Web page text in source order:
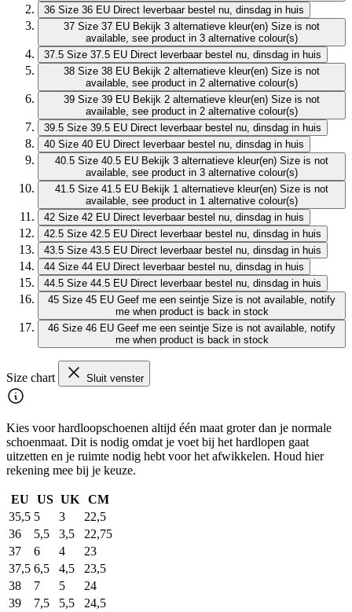
36 Size 36 EU Direct leverbaar bestel nu, dinsdag in huis
37 Size 37 EU Bekijk 3 alternatieve kleur(en) Size is not
available, see product in 3 alternative colour(s)
37.5 Size 37.5 EU Direct leverbaar bestel nu, dinsdag in huis
38 Size 38 EU Bekijk 2 alternatieve kleur(en) Size is not
available, see product in 2 alternative colour(s)
39 Size 39 EU Bekijk 2 alternatieve kleur(en) Size is not
available, see product in 2 alternative colour(s)
39.5 Size 39.5 EU Direct leverbaar bestel nu, dinsdag in huis
40 Size 40 EU Direct leverbaar bestel nu, dinsdag in huis
40.5 Size 40.5 EU Bekijk 3 alternatieve kleur(en) Size is not
available, see product in 3 alternative colour(s)
41.5 Size 41.5 EU Bekijk 1 alternatieve kleur(en) Size is not
available, see product in 1 alternative colour(s)
42 Size 42 EU Direct leverbaar bestel nu, dinsdag in huis
42.5 Size 42.5 EU Direct leverbaar bestel nu, dinsdag in huis
43.5 Size 43.5 EU Direct leverbaar bestel nu, dinsdag in huis
44 Size 44 EU Direct leverbaar bestel nu, dinsdag in huis
44.5 Size 44.5 EU Direct leverbaar bestel nu, dinsdag in huis
45 Size 45 EU Geef me een seintje Size is not available, notify
me when product is back in stock
46 Size 46 EU Geef me een seintje Size is not available, notify
me when product is back in stock
Size chart Sluit venster
Kies voor hardloopschoenen altijd één maat groter dan je normale
schoenmaat. Dit is nodig omdat je voet bij het hardlopen gaat
uitzetten en je ruimte nodig hebt voor het afwikkelen. Houd hier
rekening mee bij je keuze.
EU US UK
CM
35,5 5 3
22,5
36
5,5 3,5
22,75
37
6 4
23
37,5 6,5 4,5
23,5
38
7 5
24
39
7,5 5,5
24,5